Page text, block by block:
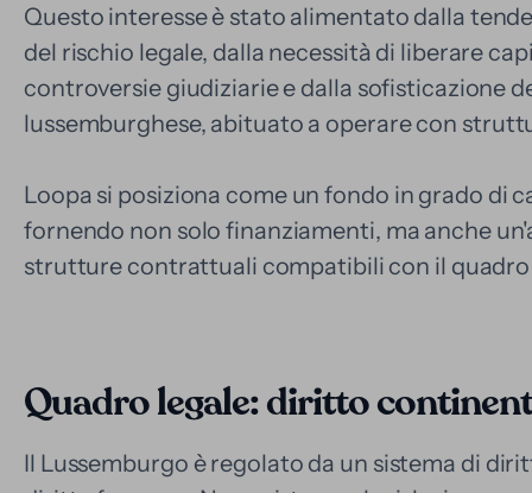
Questo interesse è stato alimentato dalla
del rischio legale, dalla necessità di liberare
controversie giudiziarie e dalla sofisticazione
lussemburghese, abituato a operare con
Loopa si posiziona come un fondo in grado di
fornendo non solo finanziamenti, ma anche
strutture contrattuali compatibili con il
Quadro legale: diritto
Il Lussemburgo è regolato da un sistema di